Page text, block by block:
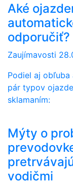
Aké
odporučiť?
Zaujímavosti
Podiel aj obľuba
pár typov
sklamaním:
Mýty o
vodičmi